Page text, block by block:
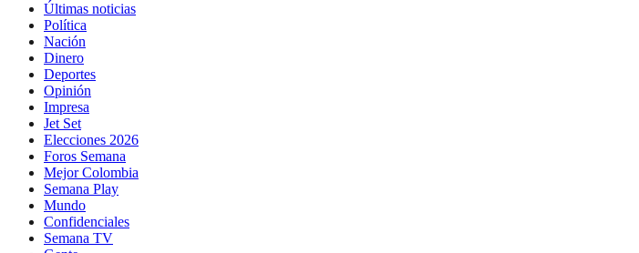
Últimas noticias
Política
Nación
Dinero
Deportes
Opinión
Impresa
Jet Set
Elecciones 2026
Foros Semana
Mejor Colombia
Semana Play
Mundo
Confidenciales
Semana TV